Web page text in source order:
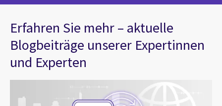
Erfahren Sie mehr – aktuelle
Blogbeiträge unserer Expertinnen
und Experten